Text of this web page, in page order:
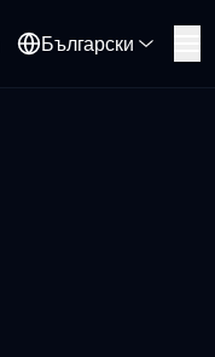
Български